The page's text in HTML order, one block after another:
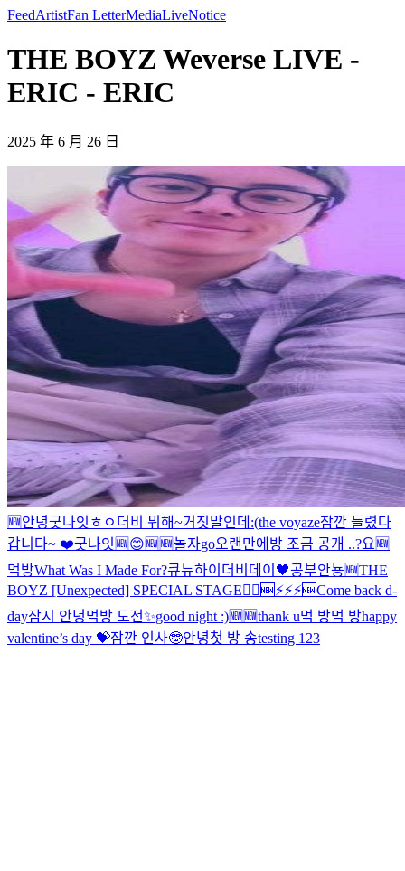
FeedArtistFan LetterMediaLiveNotice
THE BOYZ Weverse LIVE -
ERIC - ERIC
2025 年 6 月 26 日
🆕안녕굿나잇 ㅎㅇ 더비 뭐해~거짓말인데 :(the voyaze잠깐 들렸다
갑니다~ ❤️굿나잇 🆕😊🆕 🆕놀자go오랜만에 방 조금 공개 ..?요 🆕
먹방What Was I Made For?큐뉴하이 더비데이🖤공부안뇽🆕THE
BOYZ [Unexpected] SPECIAL STAGE🏃‍♂️🆕 ⚡️⚡️⚡️🆕Come back d-
day잠시 안녕먹방 도전✨good night :)🆕 🆕thank u먹 방먹 방happy
valentine’s day 💝잠깐 인사🤓안녕첫 방 송testing 123